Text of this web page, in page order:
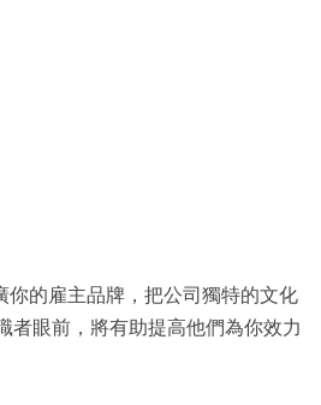
你的雇主品牌，把公司獨特的文化
者眼前，將有助提高他們為你效力